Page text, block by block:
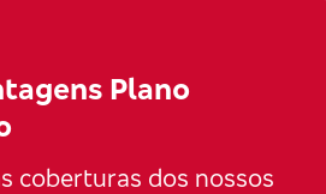
Plano
coberturas dos nossos